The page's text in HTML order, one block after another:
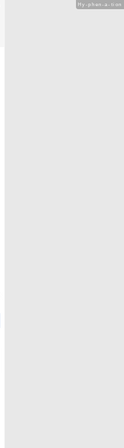
Hy-phen-a-tion